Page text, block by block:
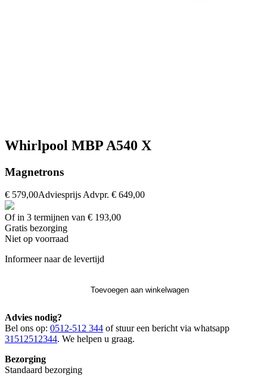
Whirlpool MBP A540 X
Magnetrons
€ 579,00Adviesprijs Advpr. € 649,00
Of in 3 termijnen van € 193,00
Gratis bezorging
Niet op voorraad
Informeer naar de levertijd
Toevoegen aan winkelwagen
Advies nodig?
Bel ons op: 0512-512 344 of stuur een bericht via whatsapp
31512512344. We helpen u graag.
Bezorging
Standaard bezorging